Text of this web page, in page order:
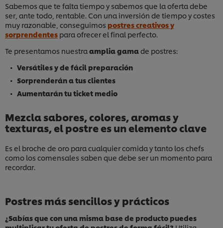
Sabemos que te falta tiempo y sabemos que la oferta debe
ser, ante todo, rentable. Con una inversión de tiempo y costes
muy razonable, conseguimos postres creativos y
sorprendentes para ofrecer el final perfecto.
Te presentamos nuestra amplia gama de postres:
Versátiles y de fácil preparación
Sorprenderán a tus clientes
Aumentarán tu ticket medio
Mezcla sabores, colores, aromas y
texturas, el postre es un elemento clave
Es el broche de oro para cualquier comida y tanto los chefs
como los comensales saben que debe ser un momento para
recordar.
Postres más sencillos y prácticos
¿Sabías que con una misma base de producto puedes